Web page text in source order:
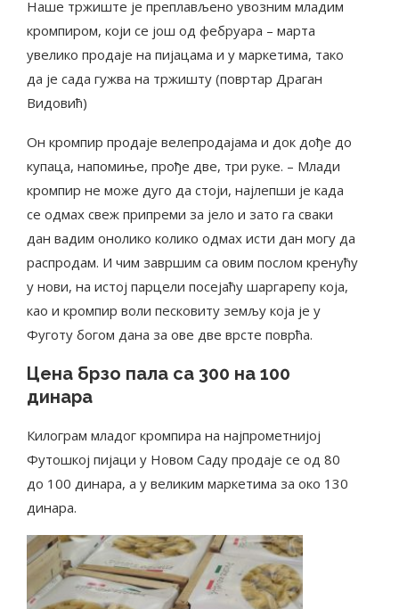
Наше тржиште је преплављено увозним младим
кромпиром, који се још од фебруара – марта
увелико продаје на пијацама и у маркетима, тако
да је сада гужва на тржишту (повртар Драган
Видовић)
Он кромпир продаје велепродајама и док дође до
купаца, напомиње, прође две, три руке. – Млади
кромпир не може дуго да стоји, најлепши је када
се одмах свеж припреми за јело и зато га сваки
дан вадим онолико колико одмах исти дан могу да
распродам. И чим завршим са овим послом кренућу
у нови, на истој парцели посејаћу шаргарепу која,
као и кромпир воли песковиту земљу која је у
Фуготу богом дана за ове две врсте поврћа.
Цена брзо пала са 300 на 100
динара
Килограм младог кромпира на најпрометнијој
Футошкој пијаци у Новом Саду продаје се од 80
до 100 динара, а у великим маркетима за око 130
динара.